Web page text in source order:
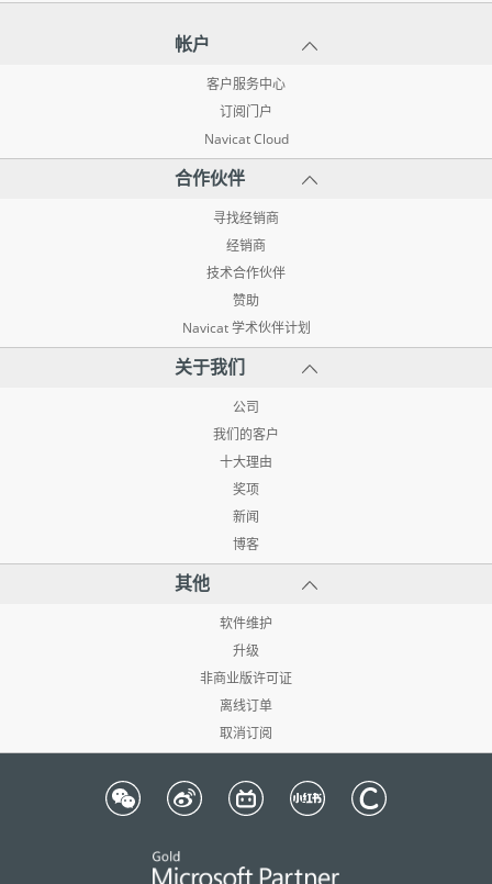
帐户
客户服务中心
订阅门户
Navicat Cloud
合作伙伴
寻找经销商
经销商
技术合作伙伴
赞助
Navicat 学术伙伴计划
关于我们
公司
我们的客户
十大理由
奖项
新闻
博客
其他
软件维护
升级
非商业版许可证
离线订单
取消订阅